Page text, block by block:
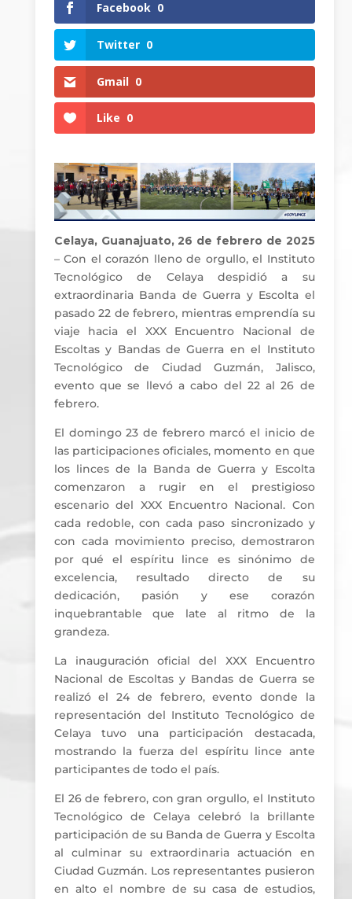
Facebook 0
Twitter 0
Gmail 0
Like 0
Celaya, Guanajuato, 26 de febrero de 2025
– Con el corazón lleno de orgullo, el Instituto
Tecnológico de Celaya despidió a su
extraordinaria Banda de Guerra y Escolta el
pasado 22 de febrero, mientras emprendía su
viaje hacia el XXX Encuentro Nacional de
Escoltas y Bandas de Guerra en el Instituto
Tecnológico de Ciudad Guzmán, Jalisco,
evento que se llevó a cabo del 22 al 26 de
febrero.
El domingo 23 de febrero marcó el inicio de
las participaciones oficiales, momento en que
los linces de la Banda de Guerra y Escolta
comenzaron a rugir en el prestigioso
escenario del XXX Encuentro Nacional. Con
cada redoble, con cada paso sincronizado y
con cada movimiento preciso, demostraron
por qué el espíritu lince es sinónimo de
excelencia, resultado directo de su
dedicación, pasión y ese corazón
inquebrantable que late al ritmo de la
grandeza.
La inauguración oficial del XXX Encuentro
Nacional de Escoltas y Bandas de Guerra se
realizó el 24 de febrero, evento donde la
representación del Instituto Tecnológico de
Celaya tuvo una participación destacada,
mostrando la fuerza del espíritu lince ante
participantes de todo el país.
El 26 de febrero, con gran orgullo, el Instituto
Tecnológico de Celaya celebró la brillante
participación de su Banda de Guerra y Escolta
al culminar su extraordinaria actuación en
Ciudad Guzmán. Los representantes pusieron
en alto el nombre de su casa de estudios,